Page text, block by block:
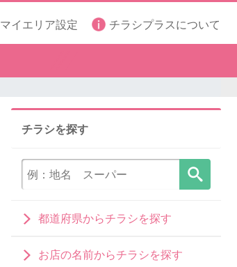
マイエリア設定 チラシプラスについて
チラシを探す
都道府県からチラシを探す
お店の名前からチラシを探す